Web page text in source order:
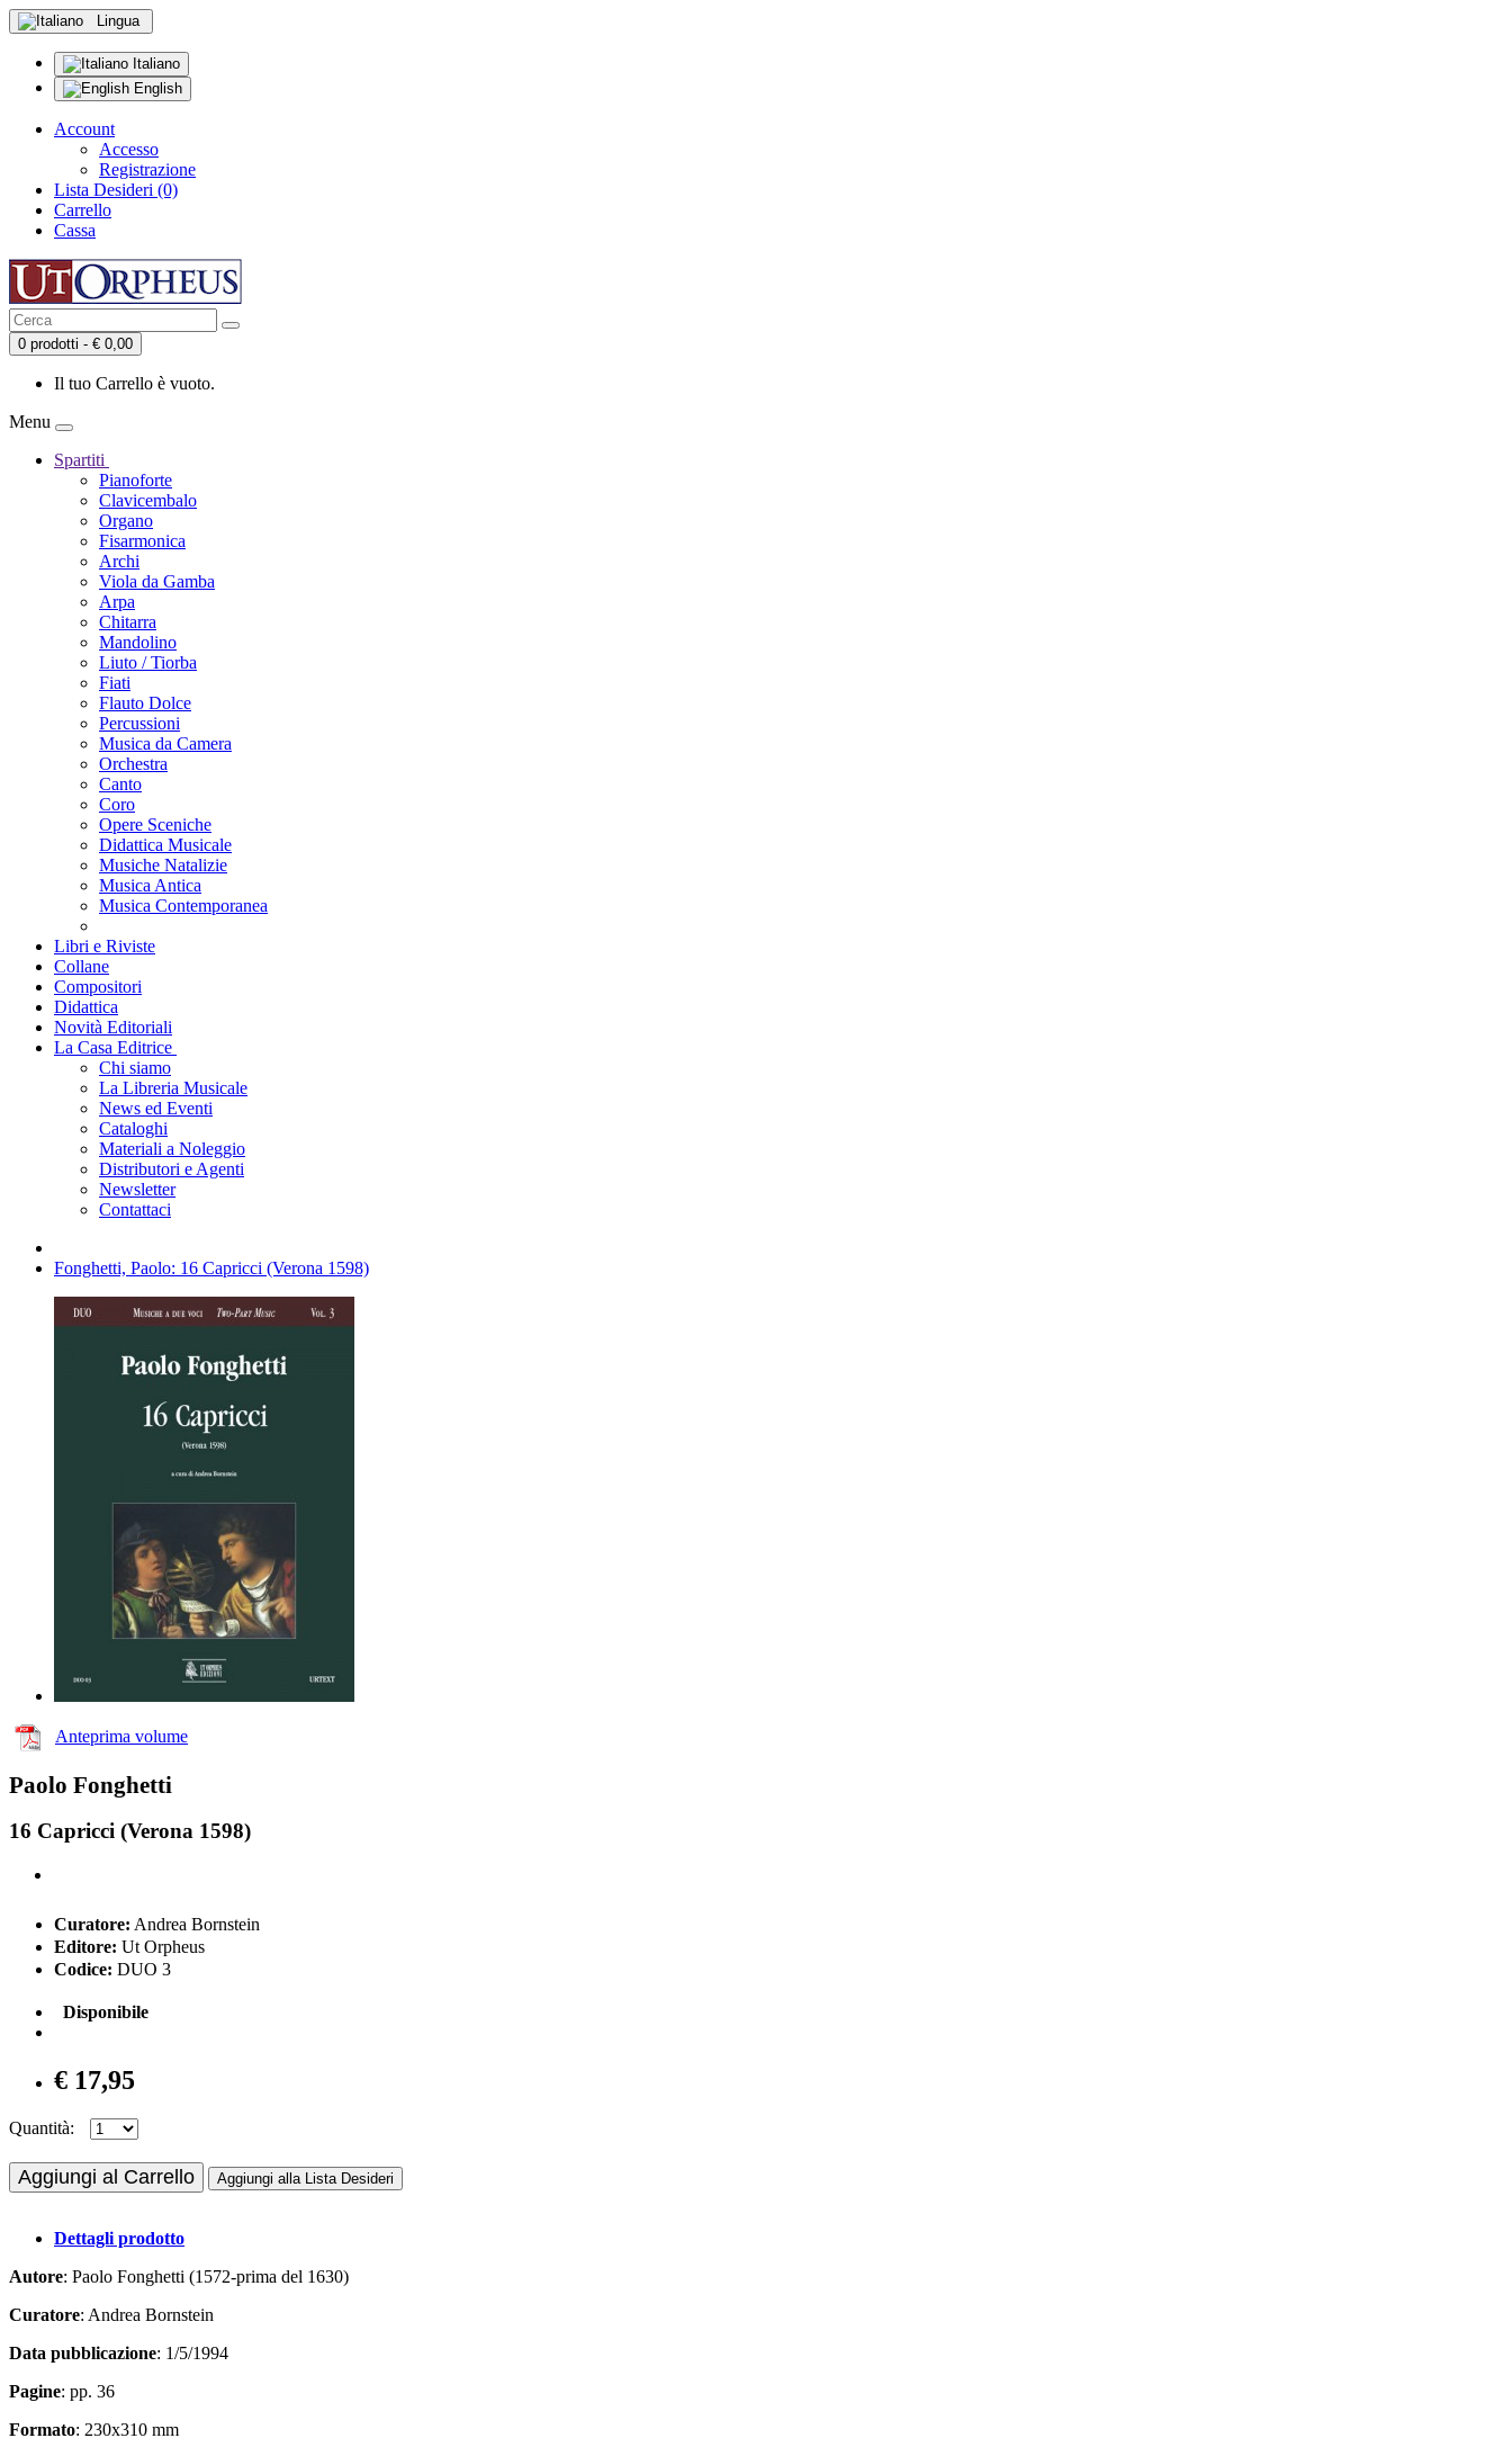
Lingua
Italiano
English
Account
Accesso
Registrazione
Lista Desideri (0)
Carrello
Cassa
0 prodotti - € 0,00
Il tuo Carrello è vuoto.
Menu
Spartiti
Pianoforte
Clavicembalo
Organo
Fisarmonica
Archi
Viola da Gamba
Arpa
Chitarra
Mandolino
Liuto / Tiorba
Fiati
Flauto Dolce
Percussioni
Musica da Camera
Orchestra
Canto
Coro
Opere Sceniche
Didattica Musicale
Musiche Natalizie
Musica Antica
Musica Contemporanea
Libri e Riviste
Collane
Compositori
Didattica
Novità Editoriali
La Casa Editrice
Chi siamo
La Libreria Musicale
News ed Eventi
Cataloghi
Materiali a Noleggio
Distributori e Agenti
Newsletter
Contattaci
Fonghetti, Paolo: 16 Capricci (Verona 1598)
Anteprima volume
Paolo Fonghetti
16 Capricci (Verona 1598)
Curatore: Andrea Bornstein
Editore: Ut Orpheus
Codice: DUO 3
Disponibile
€ 17,95
Quantità:
Aggiungi al Carrello Aggiungi alla Lista Desideri
Dettagli prodotto
Autore: Paolo Fonghetti (1572-prima del 1630)
Curatore: Andrea Bornstein
Data pubblicazione: 1/5/1994
Pagine: pp. 36
Formato: 230x310 mm